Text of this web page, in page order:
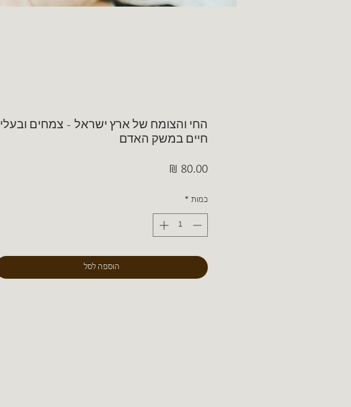
החי והצומח של ארץ ישראל - צמחים ובעלי
חיים במשק האדם
כמות *
הוספה לסל